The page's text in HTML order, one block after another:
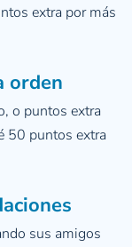
extra por más
orden
o puntos extra
50 puntos extra
sus amigos